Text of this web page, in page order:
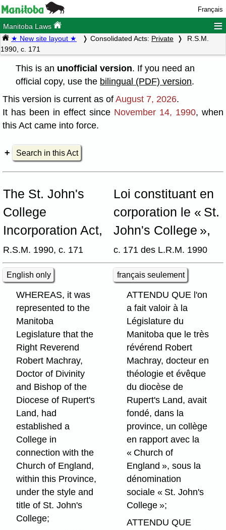
Français
Manitoba Laws ≡
★ New site layout ★ Consolidated Acts: Private
R.S.M.
1990, c. 171
This is an unofficial version. If you need an
official copy, use the bilingual (PDF) version.
This version is current as of August 7, 2026.
It has been in effect since November 14, 1990, when
this Act came into force.
Search in this Act
The St. John's
College
Incorporation Act,
R.S.M. 1990, c. 171
Loi constituant en
corporation le « St.
John's College »,
c. 171 des L.R.M. 1990
English only français seulement
WHEREAS, it was
represented to the
Manitoba
Legislature that the
Right Reverend
Robert Machray,
Doctor of Divinity
and Bishop of the
Diocese of Rupert's
Land, had
established a
College in
connection with the
Church of England,
within this Province,
under the style and
title of St. John's
College;
ATTENDU QUE l'on
a fait valoir à la
Législature du
Manitoba que le très
révérend Robert
Machray, docteur en
théologie et évêque
du diocèse de
Rupert's Land, avait
fondé, dans la
province, un collège
en rapport avec la
« Church of
England », sous la
dénomination
sociale « St. John's
College »;
ATTENDU QUE